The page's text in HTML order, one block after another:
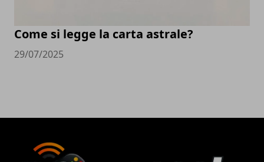
Come si legge la carta astrale?
29/07/2025